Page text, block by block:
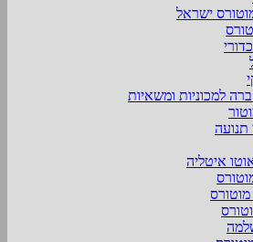
ישראל
למכוניות ומשאיות
תנועה
איטליה
מוטורס